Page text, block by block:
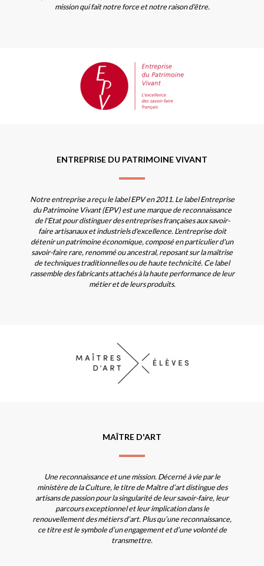
mission qui fait notre force et notre raison d'être.
ENTREPRISE DU PATRIMOINE VIVANT
Notre entreprise a reçu le label EPV en 2011. Le label Entreprise
du Patrimoine Vivant (EPV) est une marque de reconnaissance
de l'Etat pour distinguer des entreprises françaises aux savoir-
faire artisanaux et industriels d'excellence. L'entreprise doit
détenir un patrimoine économique, composé en particulier d'un
savoir-faire rare, renommé ou ancestral, reposant sur la maîtrise
de techniques traditionnelles ou de haute technicité. Ce label
rassemble des fabricants attachés à la haute performance de leur
métier et de leurs produits.
MAÎTRE D'ART
Une reconnaissance et une mission. Décerné à vie par le
ministère de la Culture, le titre de Maître d’art distingue des
artisans de passion pour la singularité de leur savoir-faire, leur
parcours exceptionnel et leur implication dans le
renouvellement des métiers d’art. Plus qu’une reconnaissance,
ce titre est le symbole d’un engagement et d’une volonté de
transmettre.